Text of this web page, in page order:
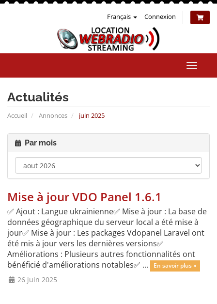
Français Connexion
la
Actualités
Accueil Annonces juin 2025
Par mois
Mise à jour VDO Panel 1.6.1
✅ Ajout : Langue ukrainienne✅ Mise à jour : La base de
données géographique du serveur local a été mise à
jour✅ Mise à jour : Les packages Vdopanel Laravel ont
été mis à jour vers les dernières versions✅
Améliorations : Plusieurs autres fonctionnalités ont
bénéficié d'améliorations notables​​​​​​​✅ ...
En savoir plus »
26 juin 2025